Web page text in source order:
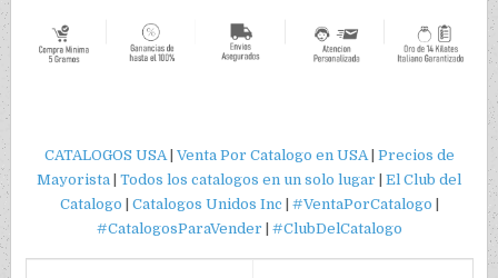
CATALOGOS USA| Venta Por Catalogo en USA| Precios de
Mayorista
Todos los catalogos en un solo lugar
El Club del
Catalogo
Catalogos Unidos Inc #VentaPorCatalogo
#CatalogosParaVender
#ClubDelCatalogo